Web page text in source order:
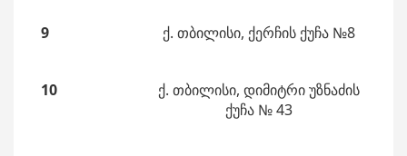
9 ქ. თბილისი, ქერჩის ქუჩა №8
10
ქ. თბილისი, დიმიტრი უზნაძის
ქუჩა № 43